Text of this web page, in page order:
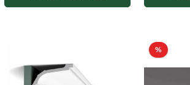
%Rabatt